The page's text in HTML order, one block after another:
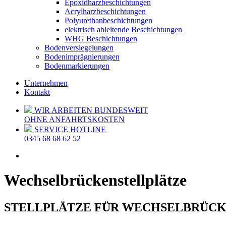
Epoxidharzbeschichtungen
Acrylharzbeschichtungen
Polyurethanbeschichtungen
elektrisch ableitende Beschichtungen
WHG Beschichtungen
Bodenversiegelungen
Bodenimprägnierungen
Bodenmarkierungen
Unternehmen
Kontakt
WIR ARBEITEN BUNDESWEIT
OHNE ANFAHRTSKOSTEN
SERVICE HOTLINE
0345 68 68 62 52
Wechselbrückenstellplätze
STELLPLÄTZE FÜR